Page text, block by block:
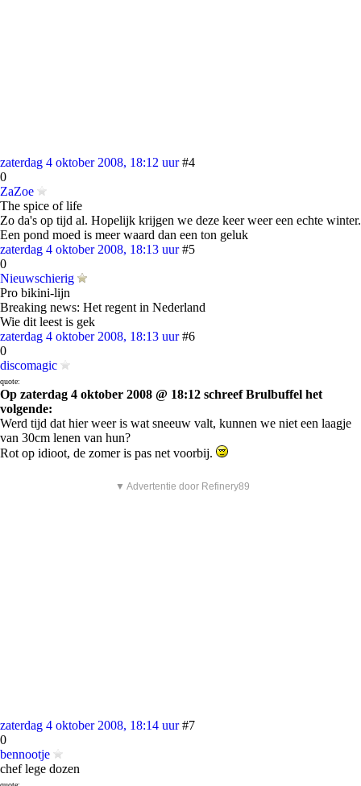
zaterdag 4 oktober 2008, 18:12 uur #4
0
ZaZoe
The spice of life
Zo da's op tijd al. Hopelijk krijgen we deze keer weer een echte winter.
Een pond moed is meer waard dan een ton geluk
zaterdag 4 oktober 2008, 18:13 uur #5
0
Nieuwschierig
Pro bikini-lijn
Breaking news: Het regent in Nederland
Wie dit leest is gek
zaterdag 4 oktober 2008, 18:13 uur #6
0
discomagic
quote:
Op zaterdag 4 oktober 2008 @ 18:12 schreef Brulbuffel het
volgende:
Werd tijd dat hier weer is wat sneeuw valt, kunnen we niet een laagje
van 30cm lenen van hun?
Rot op idioot, de zomer is pas net voorbij.
▼ Advertentie door Refinery89
zaterdag 4 oktober 2008, 18:14 uur #7
0
bennootje
chef lege dozen